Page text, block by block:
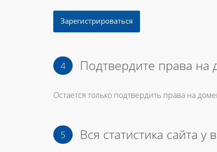
Зарегистрироваться
Подтвердите права на
Остается только подтвердить права на
Вся статистика сайта у